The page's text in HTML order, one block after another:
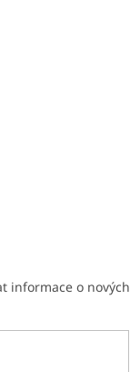
informace o nových